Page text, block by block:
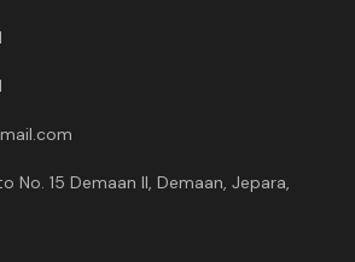
No. 15 Demaan II, Demaan, Jepara,